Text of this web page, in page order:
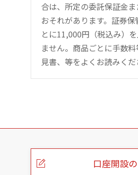
合は、所定の委託保証金
おそれがあります。証券
とに11,000円（税込み）
ません。商品ごとに手数
見書、等をよくお読みくだ
こ
口座開設